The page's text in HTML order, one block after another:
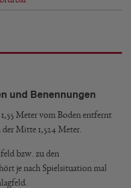
und Benennungen
Meter vom Boden entfernt
Mitte 1,524 Meter.
bzw. zu den
je nach Spielsituation mal